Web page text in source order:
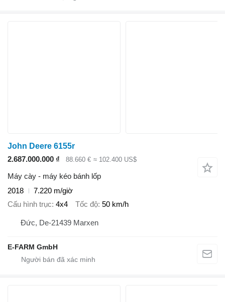
John Deere 6155r
2.687.000.000 ₫
88.660 € ≈ 102.400 US$
Máy cày - máy kéo bánh lốp
2018
7.220 m/giờ
Cấu hình trục 4x4 Tốc độ 50 km/h
Đức, De-21439 Marxen
E-FARM GmbH